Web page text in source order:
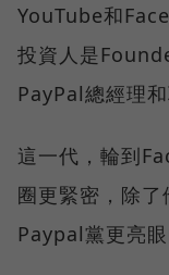
YouTube和
投資人是
PayPal總經理和
這一代，輪到
圈更緊密，除
Paypal黨更亮眼